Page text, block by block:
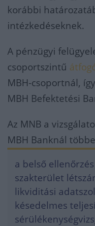
korábbi
intézkedéseknek.
A pénzügyi
csoportszintű
MBH-csoportnál,
MBH Befektetési
Az MNB a
MBH Banknál
a belső
szakterület
likviditási
késedelmes